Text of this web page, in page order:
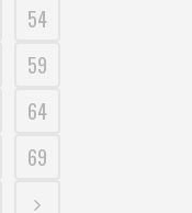
54
59
64
69